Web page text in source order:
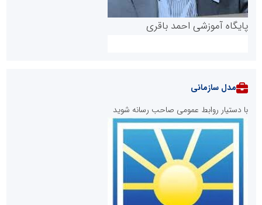
پایگاه آموزشی احمد باقری
روابط عمومی خبرگزاری گزارش خبر
مدل سازمانی
با دستیار روابط عمومی صاحب رسانه شوید